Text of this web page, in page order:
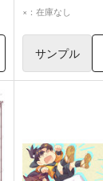
×：在庫なし
サンプル